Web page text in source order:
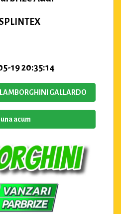
19 20:35:14
GALLARDO
acum